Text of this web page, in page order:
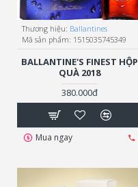
Thương hiệu: Ballantines
Mã sản phẩm: 1515035745349
BALLANTINE'S FINEST HỘP
QUÀ 2018
380.000đ
Mua ngay